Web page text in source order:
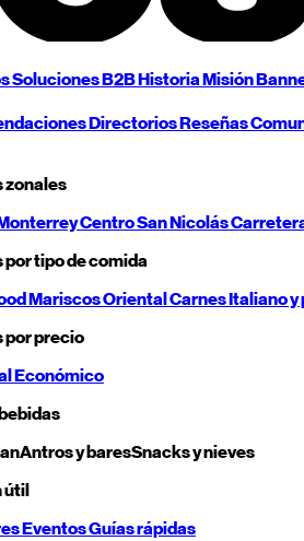
Soluciones B2BHistoriaMisión
DirectoriosReseñas
zonales
CentroSan Nicolás
tipo de comida
MariscosOrientalCarnesItaliano y
precio
Económico
Antros y baresSnacks y nieves
útil
EventosGuías rápidas